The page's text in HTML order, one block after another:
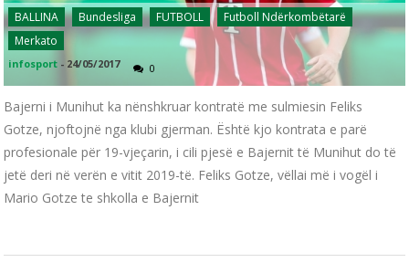
BALLINA Bundesliga FUTBOLL
Futboll Ndërkombëtarë
Merkato
infosport - 24/05/2017 0
Bajerni i Munihut ka nënshkruar kontratë me sulmiesin Feliks
Gotze, njoftojnë nga klubi gjerman. Është kjo kontrata e parë
profesionale për 19-vjeçarin, i cili pjesë e Bajernit të Munihut do të
jetë deri në verën e vitit 2019-të. Feliks Gotze, vëllai më i vogël i
Mario Gotze te shkolla e Bajernit